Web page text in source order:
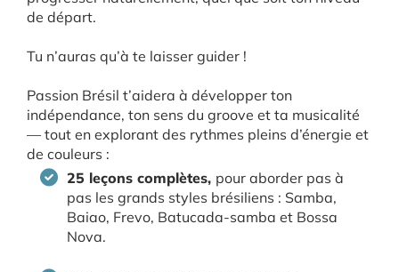
de départ.
Tu n’auras qu’à te laisser guider !
Passion Brésil t’aidera à développer ton
indépendance, ton sens du groove et ta musicalité
— tout en explorant des rythmes pleins d’énergie et
de couleurs :
25 leçons complètes, pour aborder pas à
pas les grands styles brésiliens : Samba,
Baiao, Frevo, Batucada-samba et Bossa
Nova.